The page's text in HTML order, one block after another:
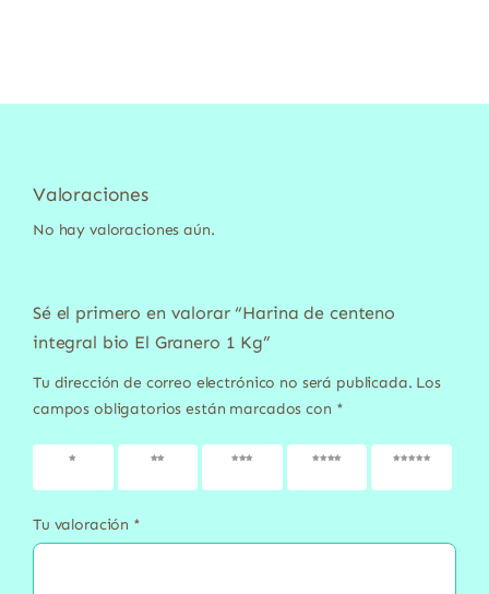
Valoraciones
No hay valoraciones aún.
Sé el primero en valorar “Harina de centeno
integral bio El Granero 1 Kg”
Tu dirección de correo electrónico no será publicada. Los
campos obligatorios están marcados con *
1 de 5
2 de 5
3 de 5
4 de 5
5 de 5
Tu valoración *